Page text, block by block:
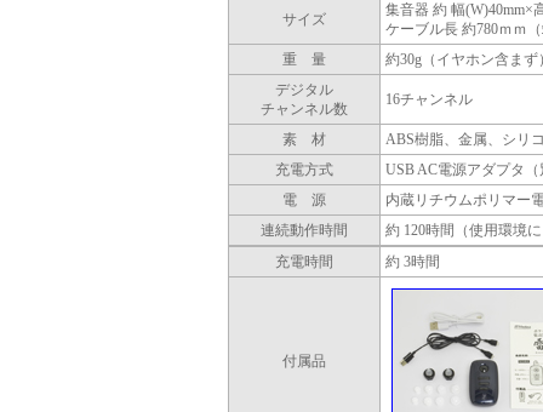
サイズ
集音器 約 幅(W)40mm×
ケーブル長 約780ｍｍ
重 量
約30g（イヤホン含まず
デジタル
チャンネル数
16チャンネル
素 材
ABS樹脂、金属、シリ
充電方式
USB AC電源アダプタ
電 源
内蔵リチウムポリマー
連続動作時間
約 120時間（使用環境
充電時間
約 3時間
付属品